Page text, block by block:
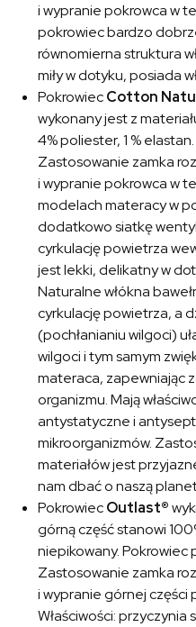
i wypranie pokrowca w
pokrowiec bardzo
równomierna struktura
miły w dotyku, posiada
PokrowiecCotton
wykonany jest z
4% poliester, 1 %
Zastosowanie zamka
i wypranie pokrowca w
modelach materacy w
dodatkowo siatkę
cyrkulację powietrza
jest lekki, delikatny w
Naturalne włókna
cyrkulację powietrza, a
(pochłanianiu wilgoci)
wilgoci i tym samym
materaca, zapewniając
organizmu. Mają
antystatyczne i
mikroorganizmów.
materiałów jest
nam dbać o naszą
PokrowiecOutlast®
górną część stanowi
niepikowany. Pokrowiec
Zastosowanie zamka
i wypranie górnej części
Właściwości: